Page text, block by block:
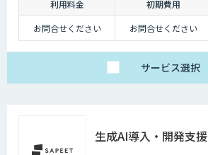
利用料金 初期費用
お問合せください
お問合せください
サービス選択
生成AI導入・開発支援